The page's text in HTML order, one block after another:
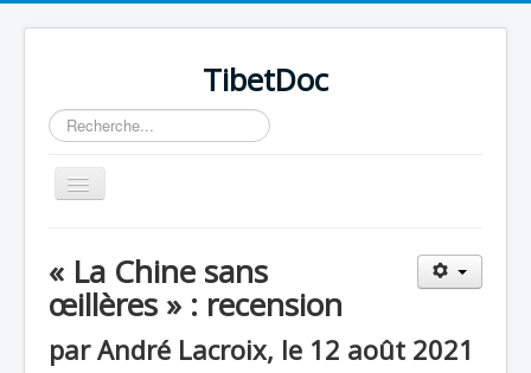
TibetDoc
Rechercher
Basculer
la
« La Chine sans
œillères » : recension
par André Lacroix, le 12 août 2021